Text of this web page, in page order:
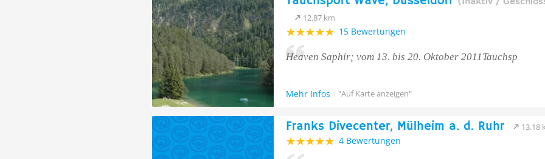
12.87 km
15 Bewertungen
Heaven Saphir; vom 13. bis 20. Oktober 2011Tauchsp
Mehr Infos "Auf Karte anzeigen"
Franks Divecenter, Mülheim a. d. Ruhr 13.18
4 Bewertungen